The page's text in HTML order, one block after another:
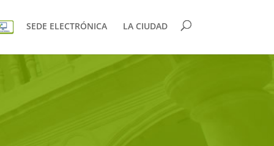
SEDE ELECTRÓNICA LA CIUDAD